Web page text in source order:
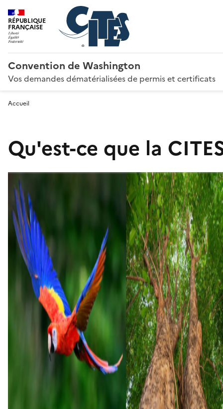
RÉPUBLIQUE
FRANÇAISE
Convention de Washington
Vos demandes dématérialisées de permis et certificats
Accueil
Qu'est-ce que la